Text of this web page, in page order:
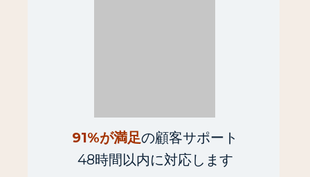
91%が満足の顧客サポート
48時間以内に対応します